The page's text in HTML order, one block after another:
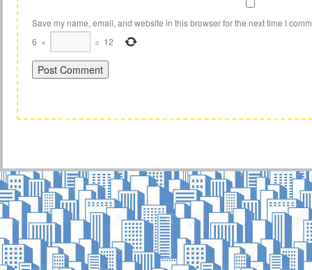
Save my name, email, and website in this browser for the next time I
6 × = 12